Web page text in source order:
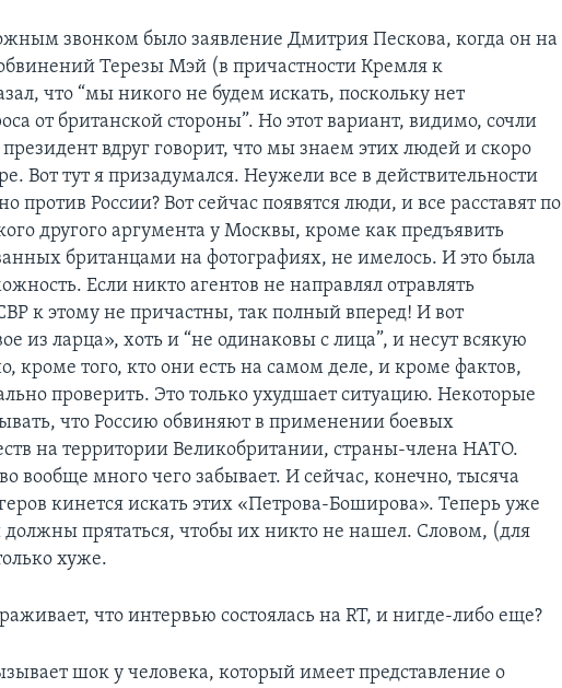
звонком было заявление Дмитрия Пескова, когда он на
Терезы Мэй (в причастности Кремля к
что “мы никого не будем искать, поскольку нет
от британской стороны”. Но этот вариант, видимо, сочли
вдруг говорит, что мы знаем этих людей и скоро
Вот тут я призадумался. Неужели все в действительности
против России? Вот сейчас появятся люди, и все расставят по
другого аргумента у Москвы, кроме как предъявить
британцами на фотографиях, не имелось. И это была
Если никто агентов не направлял отравлять
к этому не причастны, так полный вперед! И вот
из ларца», хоть и “не одинаковы с лица”, и несут всякую
кроме того, кто они есть на самом деле, и кроме фактов,
проверить. Это только ухудшает ситуацию. Некоторые
что Россию обвиняют в применении боевых
на территории Великобритании, страны-члена НАТО.
вообще много чего забывает. И сейчас, конечно, тысяча
кинется искать этих «Петрова-Боширова». Теперь уже
должны прятаться, чтобы их никто не нашел. Словом, (для
хуже.
что интервью состоялась на RT, и нигде-либо еще?
шок у человека, который имеет представление о